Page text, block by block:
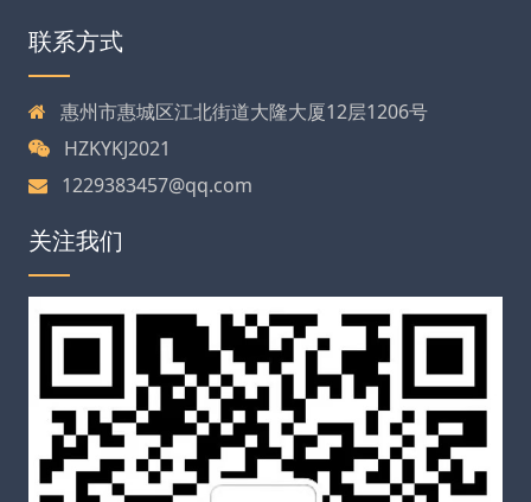
联系方式
惠州市惠城区江北街道大隆大厦12层1206号
HZKYKJ2021
1229383457@qq.com
关注我们